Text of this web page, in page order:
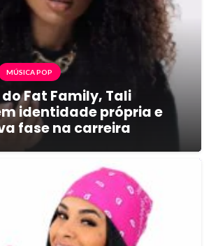
MÚSICA POP
Fat Family, Tali
identidade própria e
fase na carreira